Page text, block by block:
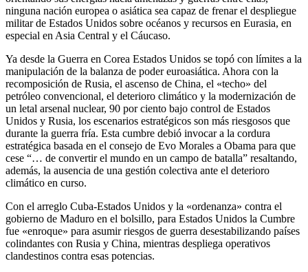
ninguna nación europea o asiática sea capaz de frenar el despliegue
militar de Estados Unidos sobre océanos y recursos en Eurasia, en
especial en Asia Central y el Cáucaso.
Ya desde la Guerra en Corea Estados Unidos se topó con límites a la
manipulación de la balanza de poder euroasiática. Ahora con la
recomposición de Rusia, el ascenso de China, el «techo» del
petróleo convencional, el deterioro climático y la modernización de
un letal arsenal nuclear, 90 por ciento bajo control de Estados
Unidos y Rusia, los escenarios estratégicos son más riesgosos que
durante la guerra fría. Esta cumbre debió invocar a la cordura
estratégica basada en el consejo de Evo Morales a Obama para que
cese “… de convertir el mundo en un campo de batalla” resaltando,
además, la ausencia de una gestión colectiva ante el deterioro
climático en curso.
Con el arreglo Cuba-Estados Unidos y la «ordenanza» contra el
gobierno de Maduro en el bolsillo, para Estados Unidos la Cumbre
fue «enroque» para asumir riesgos de guerra desestabilizando países
colindantes con Rusia y China, mientras despliega operativos
clandestinos contra esas potencias.